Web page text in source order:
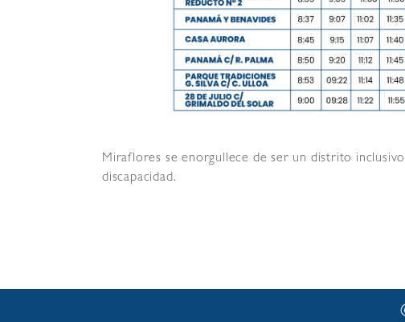
Miraflores se enorgullece de ser un distrito
discapacidad.